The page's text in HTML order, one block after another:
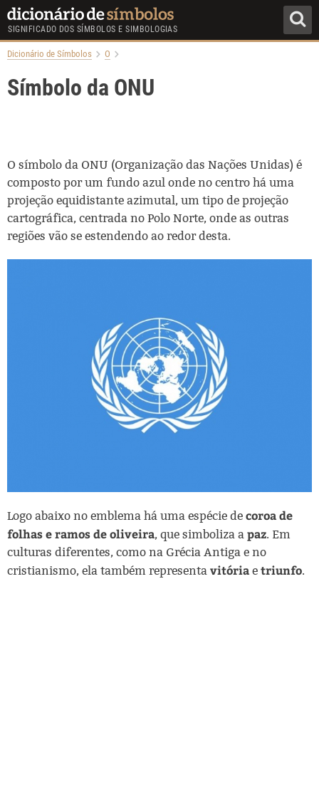
SIGNIFICADO DOS SÍMBOLOS E SIMBOLOGIAS
Dicionário de Símbolos O
Símbolo da ONU
O símbolo da ONU (Organização das Nações Unidas) é
composto por um fundo azul onde no centro há uma
projeção equidistante azimutal, um tipo de projeção
cartográfica, centrada no Polo Norte, onde as outras
regiões vão se estendendo ao redor desta.
Logo abaixo no emblema há uma espécie de coroa de
folhas e ramos de oliveira, que simboliza a paz. Em
culturas diferentes, como na Grécia Antiga e no
cristianismo, ela também representa vitória e triunfo.